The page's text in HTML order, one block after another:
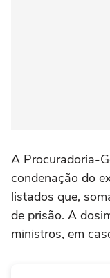
A Procuradoria-
condenação do
listados que,
de prisão. A
ministros, em